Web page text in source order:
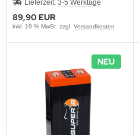
Lieferzeit: 3-5 Werktage
89,90 EUR
inkl. 19 % MwSt. zzgl. Versandkosten
NEU